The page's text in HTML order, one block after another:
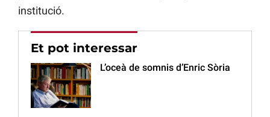
institució.
Et pot interessar
L’oceà de somnis d’Enric Sòria